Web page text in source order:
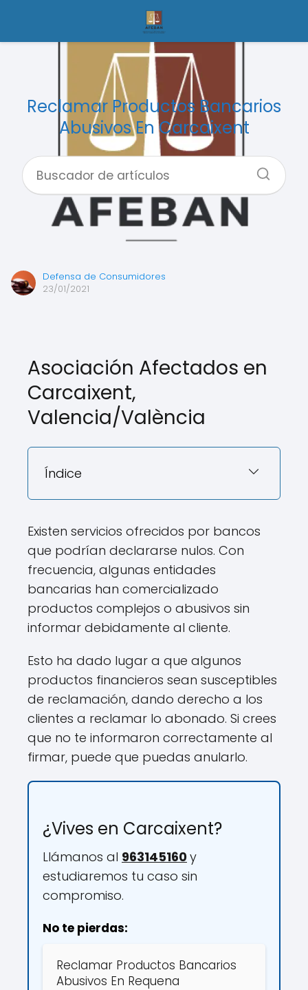
Reclamar Productos Bancarios
Abusivos En Carcaixent
Defensa de Consumidores
23/01/2021
Asociación Afectados en
Carcaixent,
Valencia/València
Índice
Existen servicios ofrecidos por bancos
que podrían declararse nulos. Con
frecuencia, algunas entidades
bancarias han comercializado
productos complejos o abusivos sin
informar debidamente al cliente.
Esto ha dado lugar a que algunos
productos financieros sean susceptibles
de reclamación, dando derecho a los
clientes a reclamar lo abonado. Si crees
que no te informaron correctamente al
firmar, puede que puedas anularlo.
¿Vives en Carcaixent?
Llámanos al 963145160y
estudiaremos tu caso sin
compromiso.
No te pierdas:
Reclamar Productos Bancarios
Abusivos En Requena